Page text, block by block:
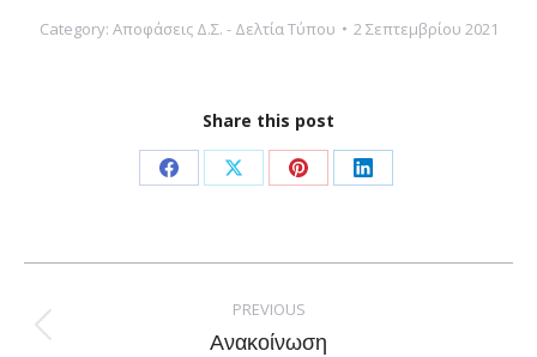
Category: Αποφάσεις Δ.Σ. - Δελτία Τύπου 2 Σεπτεμβρίου 2021
Share this post
Share
Facebook
Share
X
Share
Pinterest
Share
LinkedIn
navigation
PREVIOUS
Previous
Ανακοίνωση